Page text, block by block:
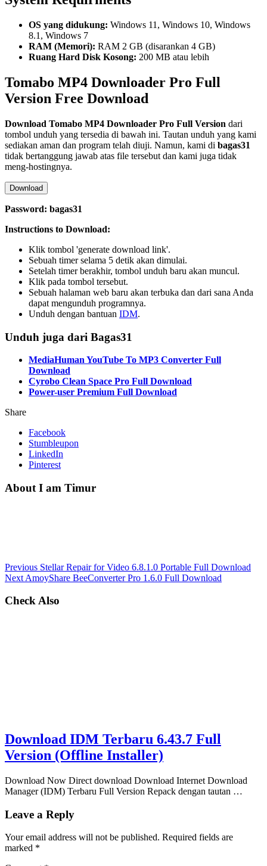
OS yang didukung: Windows 11, Windows 10, Windows
8.1, Windows 7
RAM (Memori): RAM 2 GB (disarankan 4 GB)
Ruang Hard Disk Kosong: 200 MB atau lebih
Tomabo MP4 Downloader Pro Full
Version Free Download
Download Tomabo MP4 Downloader Pro Full Version dari
tombol unduh yang tersedia di bawah ini. Tautan unduh yang kami
sediakan aman dan program telah diuji. Namun, kami di bagas31
tidak bertanggung jawab atas file tersebut dan kami juga tidak
meng-hostingnya.
Download
Password: bagas31
Instructions to Download:
Klik tombol 'generate download link'.
Sebuah timer selama 5 detik akan dimulai.
Setelah timer berakhir, tombol unduh baru akan muncul.
Klik pada tombol tersebut.
Sebuah halaman web baru akan terbuka dan dari sana Anda
dapat mengunduh programnya.
Unduh dengan bantuan IDM.
Unduh juga dari Bagas31
MediaHuman YouTube To MP3 Converter Full
Download
Cyrobo Clean Space Pro Full Download
Power-user Premium Full Download
Share
Facebook
Stumbleupon
LinkedIn
Pinterest
About I am Timur
Previous Stellar Repair for Video 6.8.1.0 Portable Full Download
Next AmoyShare BeeConverter Pro 1.6.0 Full Download
Check Also
Download IDM Terbaru 6.43.7 Full
Version (Offline Installer)
Download Now Direct download Download Internet Download
Manager (IDM) Terbaru Full Version Repack dengan tautan …
Leave a Reply
Your email address will not be published. Required fields are
marked *